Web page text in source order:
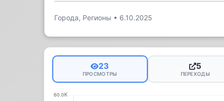
Города, Регионы • 6.10.2025
23
ПРОСМОТРЫ
5
ПЕРЕХОДЫ